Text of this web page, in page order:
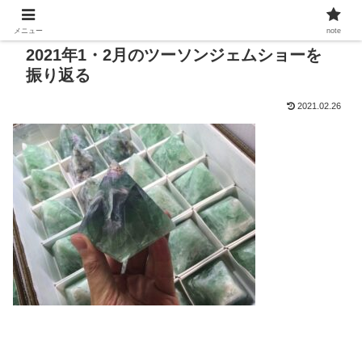
2021年1・2月のツーソンジェムショーを
振り返る
2021.02.26
メニュー note